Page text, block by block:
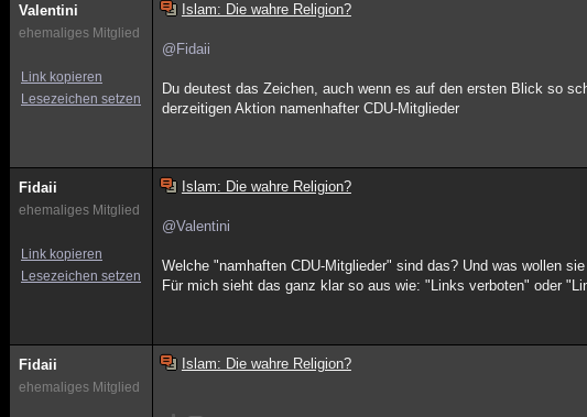
Valentini
ehemaliges Mitglied
Link kopieren
Lesezeichen setzen
Islam: Die wahre Religion?
@Fidaii
Du deutest das Zeichen, auch wenn es auf den ersten Blick so
derzeitigen Aktion namenhafter CDU-Mitglieder
Fidaii
ehemaliges Mitglied
Link kopieren
Lesezeichen setzen
Islam: Die wahre Religion?
@Valentini
Welche "namhaften CDU-Mitglieder" sind das? Und was wollen
Für mich sieht das ganz klar so aus wie: "Links verboten" oder
Fidaii
ehemaliges Mitglied
Islam: Die wahre Religion?